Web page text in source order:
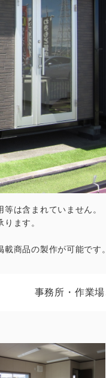
は含まれていません。
ます。
商品の製作が可能です。
事務所・作業